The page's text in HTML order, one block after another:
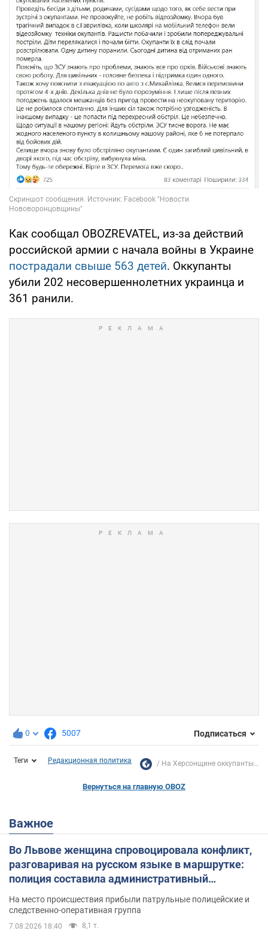
Как сообщал OBOZREVATEL, из-за действий
российской армии с начала войны в Украине
пострадали свыше 563 детей. Оккупанты
убили 202 несовершеннолетних украинца и
361 ранили.
0 5007 Подписаться
Теги Редакционная политика На Херсонщине оккупанты...
Вернуться на главную OBOZ
Важное
Во Львове женщина спровоцировала конфликт,
разговаривая на русском языке в маршрутке:
полиция составила административный
На место происшествия прибыли патрульные полицейские и
следственно-оперативная группа
7.08.2026 18:40 8,1 т.